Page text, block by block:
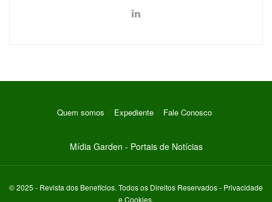
Quem somos Expediente Fale Conosco
Mídia Garden - Portais de Notícias
© 2025 - Revista dos Benefícios. Todos os Direitos Reservados - Privacidade
e Cookies.